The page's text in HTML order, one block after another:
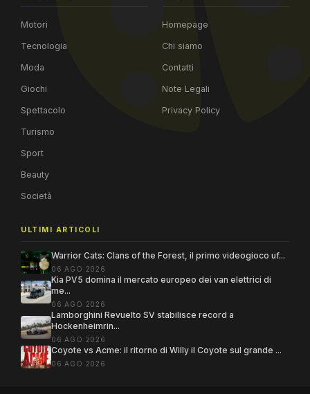
Motori
Tecnologia
Moda
Giochi
Spettacolo
Turismo
Sport
Beauty
Società
Homepage
Chi siamo
Contatti
Note Legali
Privacy Policy
ULTIMI ARTICOLI
Warrior Cats: Clans of the Forest, il primo videogioco uf...
06 AGO 2026
Kia PV5 domina il mercato europeo dei van elettrici di
me...
06 AGO 2026
Lamborghini Revuelto SV stabilisce record a
Hockenheimrin...
06 AGO 2026
Coyote vs Acme: il ritorno di Willy il Coyote sul grande ...
06 AGO 2026